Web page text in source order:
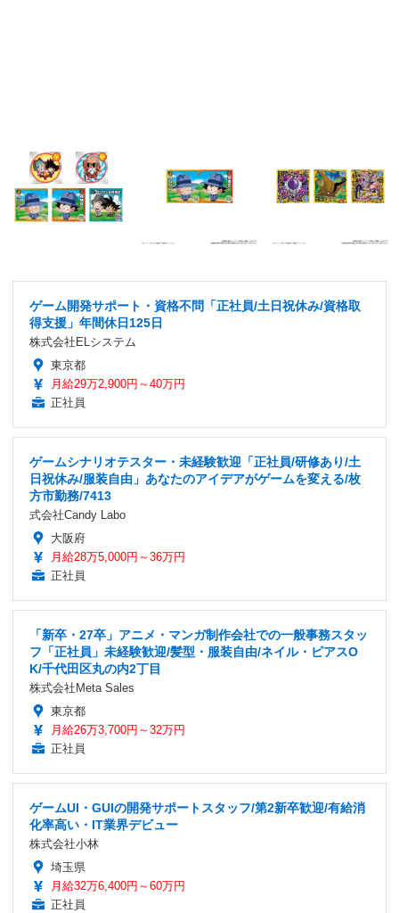
ゲーム開発サポート・資格不問「正社員/土日祝休み/資格取
得支援」年間休日125日
株式会社ELシステム
東京都
月給29万2,900円～40万円
正社員
ゲームシナリオテスター・未経験歓迎「正社員/研修あり/土
日祝休み/服装自由」あなたのアイデアがゲームを変える/枚
方市勤務/7413
式会社Candy Labo
大阪府
月給28万5,000円～36万円
正社員
「新卒・27卒」アニメ・マンガ制作会社での一般事務スタッ
フ「正社員」未経験歓迎/髪型・服装自由/ネイル・ピアスO
K/千代田区丸の内2丁目
株式会社Meta Sales
東京都
月給26万3,700円～32万円
正社員
ゲームUI・GUIの開発サポートスタッフ/第2新卒歓迎/有給消
化率高い・IT業界デビュー
株式会社小林
埼玉県
月給32万6,400円～60万円
正社員